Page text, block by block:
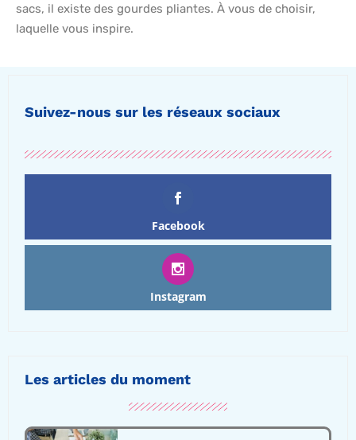
sacs, il existe des gourdes pliantes. À vous de choisir,
laquelle vous inspire.
Suivez-nous sur les réseaux sociaux
Facebook
Instagram
Les articles du moment